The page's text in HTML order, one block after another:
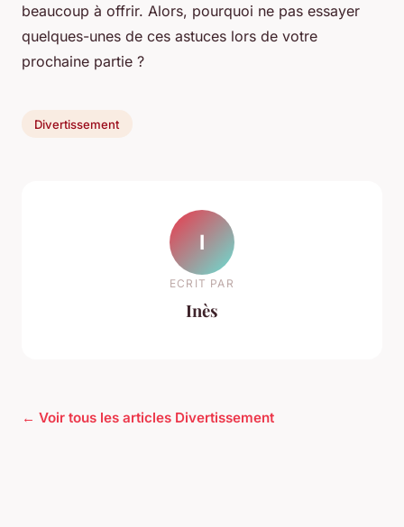
beaucoup à offrir. Alors, pourquoi ne pas essayer
quelques-unes de ces astuces lors de votre
prochaine partie ?
Divertissement
I
ECRIT PAR
Inès
← Voir tous les articles Divertissement